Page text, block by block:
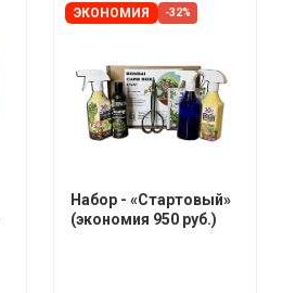
ЭКОНОМИЯ -32%
Набор - «Стартовый»
(экономия 950 руб.)